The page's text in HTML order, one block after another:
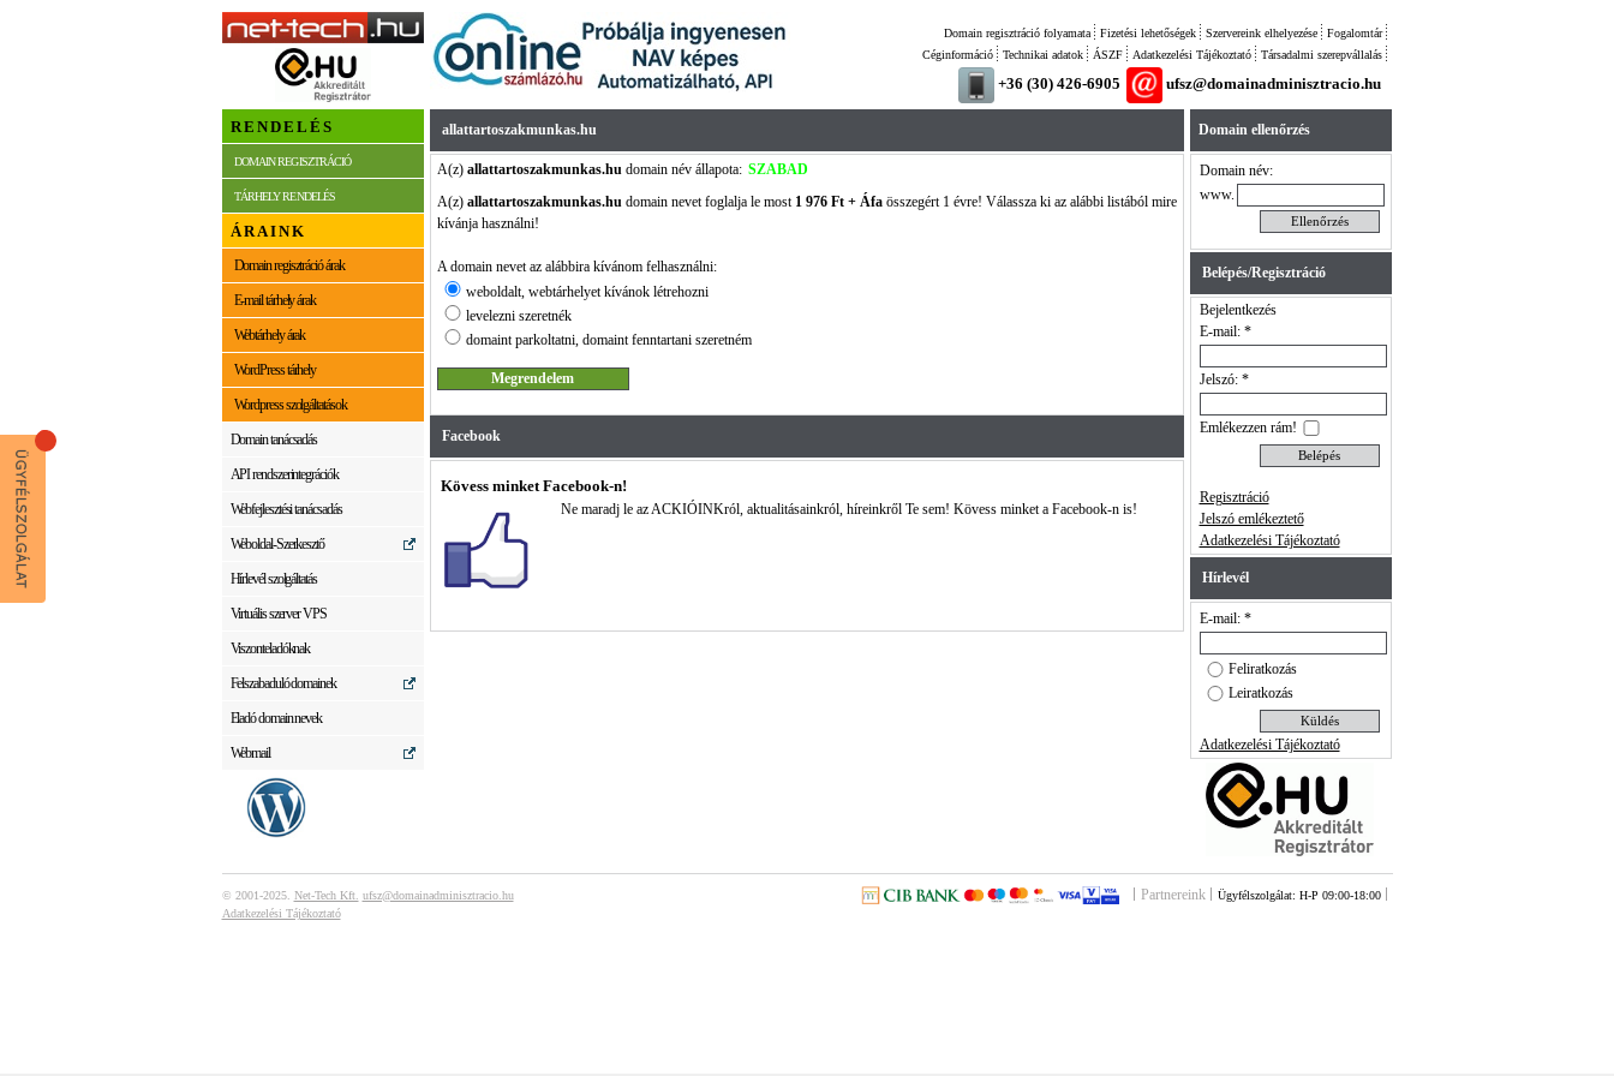
Fogalomtár
Szervereink elhelyezése
Fizetési lehetőségek
Domain regisztráció folyamata
Társadalmi szerepvállalás
Adatkezelési Tájékoztató
ÁSZF
Technikai adatok
Céginformáció
+36 (30) 426-6905 ufsz@domainadminisztracio.hu
RENDELÉS
DOMAIN REGISZTRÁCIÓ
TÁRHELY RENDELÉS
ÁRAINK
Domain regisztráció árak
E-mail tárhely árak
Webtárhely árak
WordPress tárhely
Wordpress szolgáltatások
Domain tanácsadás
API rendszerintegrációk
Webfejlesztési tanácsadás
Weboldal-Szerkesztő
Hírlevél szolgáltatás
Virtuális szerver VPS
Viszonteladóknak
Felszabaduló domainek
Eladó domain nevek
Webmail
allattartoszakmunkas.hu
A(z) allattartoszakmunkas.hudomain név állapota: SZABAD
A(z) allattartoszakmunkas.hudomain nevet foglalja le most 1 976 Ft + Áfaösszegért 1 évre! Válassza ki az alábbi listából mire
kívánja használni!
A domain nevet az alábbira kívánom felhasználni:
weboldalt, webtárhelyet kívánok létrehozni
levelezni szeretnék
domaint parkoltatni, domaint fenntartani szeretném
Facebook
Kövess minket Facebook-n!
Ne maradj le az ACKIÓINKról, aktualitásainkról, híreinkről Te sem! Kövess minket a Facebook-n is!
Domain ellenőrzés
Domain név:
www.
Belépés/Regisztráció
Bejelentkezés
E-mail: *
Jelszó: *
Emlékezzen rám!
Regisztráció
Jelszó emlékeztető
Adatkezelési Tájékoztató
Hírlevél
E-mail: *
Feliratkozás
Leiratkozás
Adatkezelési Tájékoztató
© 2001-2025. Net-Tech Kft. ufsz@domainadminisztracio.hu
Adatkezelési Tájékoztató
Partnereink Ügyfélszolgálat: H-P 09:00-18:00